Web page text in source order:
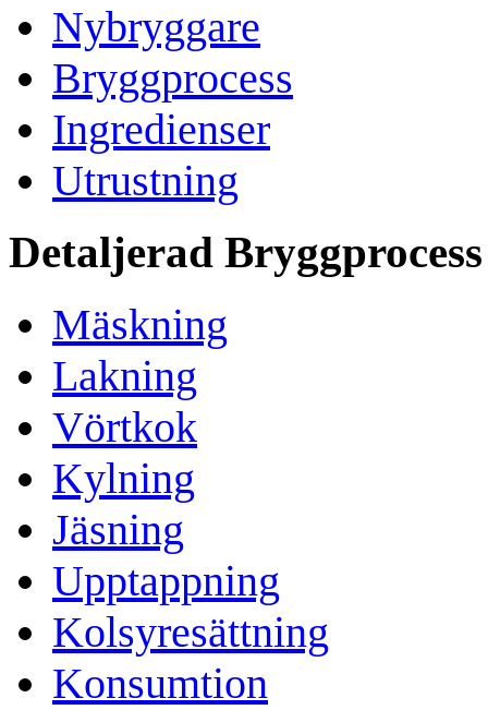
Nybryggare
Bryggprocess
Ingredienser
Utrustning
Detaljerad Bryggprocess
Mäskning
Lakning
Vörtkok
Kylning
Jäsning
Upptappning
Kolsyresättning
Konsumtion